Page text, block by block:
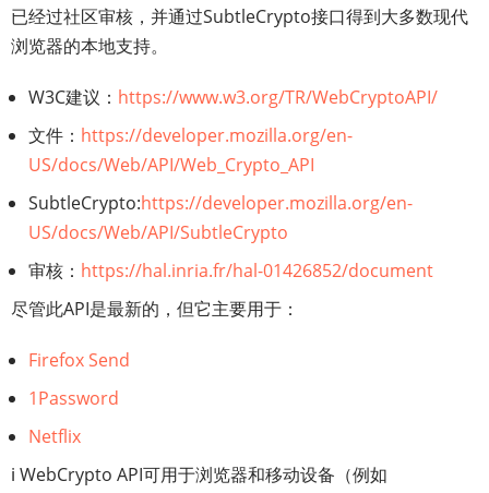
已经过社区审核，并通过SubtleCrypto接口得到大多数现代
浏览器的本地支持。
W3C建议： https://www.w3.org/TR/WebCryptoAPI/
文件： https://developer.mozilla.org/en-
US/docs/Web/API/Web_Crypto_API
SubtleCrypto:https://developer.mozilla.org/en-
US/docs/Web/API/SubtleCrypto
审核： https://hal.inria.fr/hal-01426852/document
尽管此API是最新的，但它主要用于：
Firefox Send
1Password
Netflix
ℹ️ WebCrypto API可用于浏览器和移动设备（例如